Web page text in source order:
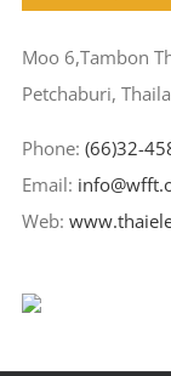
Moo 6,Tambon
Petchaburi,
Phone: (66)32-
Email:
Web: